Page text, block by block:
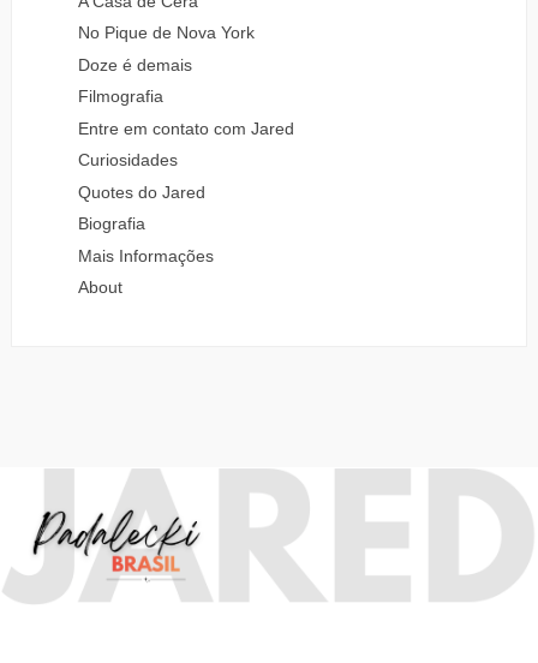
No Pique de Nova York
Doze é demais
Filmografia
Entre em contato com Jared
Curiosidades
Quotes do Jared
Biografia
Mais Informações
About